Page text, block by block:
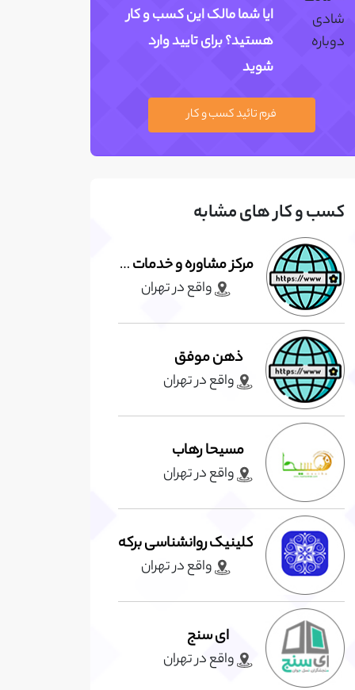
ایا شما مالک این کسب و کار
هستید؟ برای تایید وارد
شوید
فرم تائید کسب و کار
کسب و کار های مشابه
مرکز مشاوره و خدمات روانشناسی آرسین
واقع در تهران
ذهن موفق
واقع در تهران
مسیحا رهاب
واقع در تهران
کلینیک روانشناسی برکه
واقع در تهران
ای سنج
واقع در تهران